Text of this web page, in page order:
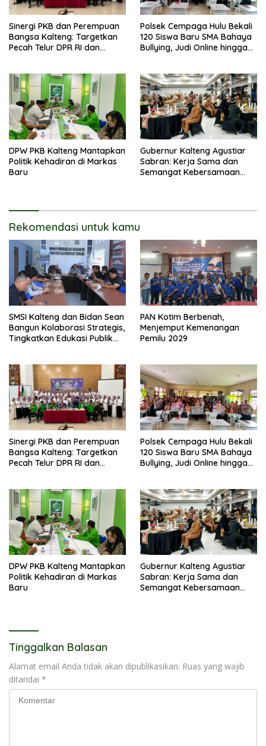
Sinergi PKB dan Perempuan
Bangsa Kalteng: Targetkan
Pecah Telur DPR RI dan
Polsek Cempaga Hulu Bekali
120 Siswa Baru SMA Bahaya
Bullying, Judi Online hingga
DPW PKB Kalteng Mantapkan
Politik Kehadiran di Markas
Baru
Gubernur Kalteng Agustiar
Sabran: Kerja Sama dan
Semangat Kebersamaan
Rekomendasi untuk kamu
SMSI Kalteng dan Bidan Sean
Bangun Kolaborasi Strategis,
Tingkatkan Edukasi Publik
PAN Kotim Berbenah,
Menjemput Kemenangan
Pemilu 2029
Sinergi PKB dan Perempuan
Bangsa Kalteng: Targetkan
Pecah Telur DPR RI dan
Polsek Cempaga Hulu Bekali
120 Siswa Baru SMA Bahaya
Bullying, Judi Online hingga
DPW PKB Kalteng Mantapkan
Politik Kehadiran di Markas
Baru
Gubernur Kalteng Agustiar
Sabran: Kerja Sama dan
Semangat Kebersamaan
Tinggalkan Balasan
Alamat email Anda tidak akan dipublikasikan. Ruas yang wajib
ditandai *